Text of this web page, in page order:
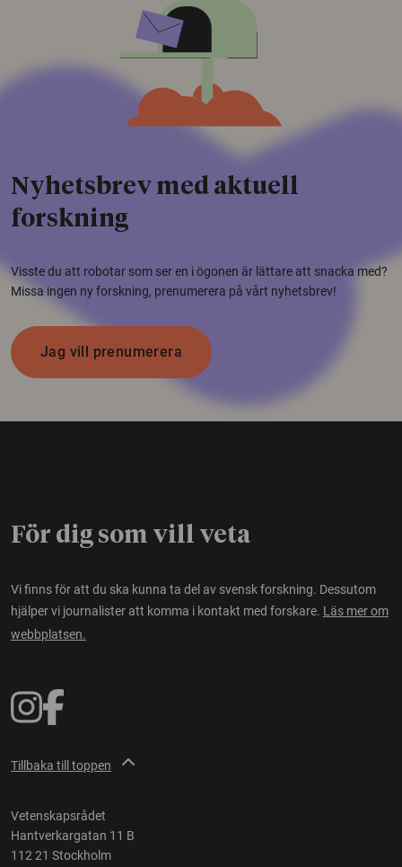
Nyhetsbrev med aktuell
forskning
Visste du att robotar som ser en i ögonen är lättare att snacka med?
Missa ingen ny forskning, prenumerera på vårt nyhetsbrev!
Jag vill prenumerera
För dig som vill veta
Vi finns för att du ska kunna ta del av svensk forskning. Dessutom
hjälper vi journalister att komma i kontakt med forskare. Läs mer om
webbplatsen.
Tillbaka till toppen
Vetenskapsrådet
Hantverkargatan 11 B
112 21 Stockholm